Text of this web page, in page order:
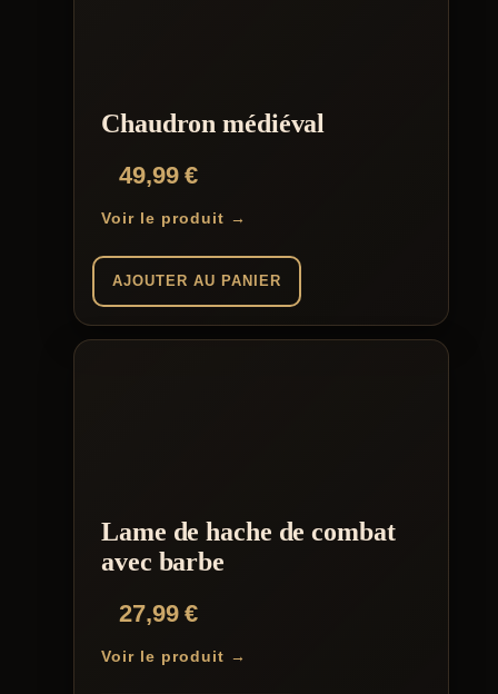
Chaudron médiéval
49,99€
Voir le produit →
AJOUTER AU PANIER
Lame de hache de combat
avec barbe
27,99€
Voir le produit →